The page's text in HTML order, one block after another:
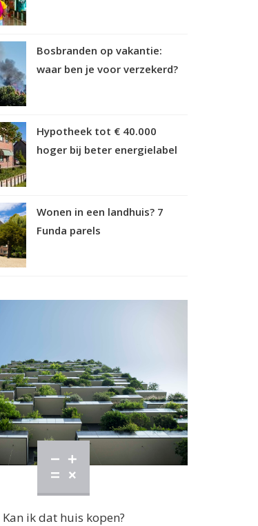
Bosbranden op vakantie:
waar ben je voor verzekerd?
Hypotheek tot € 40.000
hoger bij beter energielabel
Wonen in een landhuis? 7
Funda parels
Kan ik dat huis kopen?